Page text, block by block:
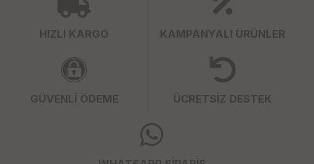
HIZLI KARGO KAMPANYALI ÜRÜNLER
GÜVENLİ ÖDEME ÜCRETSİZ DESTEK